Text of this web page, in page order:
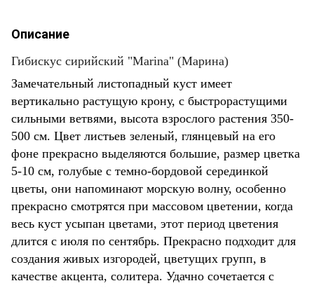
Описание
Гибискус сирийский "Marina" (Марина)
Замечательный листопадный куст имеет
вертикально растущую крону, с быстрорастущими
сильными ветвями, высота взрослого растения 350-
500 см. Цвет листьев зеленый, глянцевый на его
фоне прекрасно выделяются большие, размер цветка
5-10 см, голубые с темно-бордовой серединкой
цветы, они напоминают морскую волну, особенно
прекрасно смотрятся при массовом цветении, когда
весь куст усыпан цветами, этот период цветения
длится с июля по сентябрь. Прекрасно подходит для
создания живых изгородей, цветущих групп, в
качестве акцента, солитера. Удачно сочетается с